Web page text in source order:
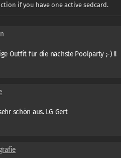
if you have one active sedcard.
Outfit für die nächste Poolparty ;-) !!
schön aus. LG Gert